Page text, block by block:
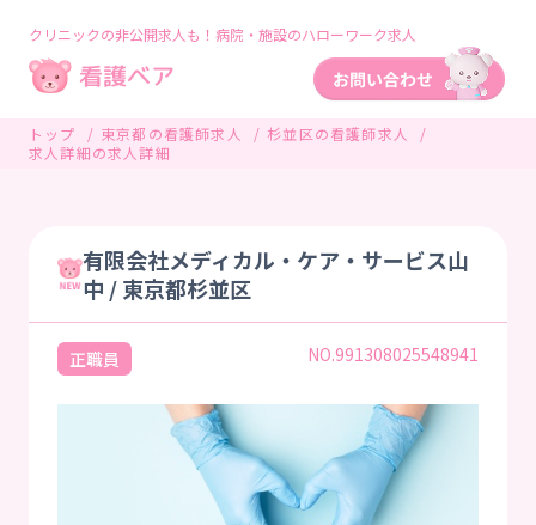
クリニックの非公開求人も！病院・施設のハローワーク求人
トップ 東京都の看護師求人
杉並区の看護師求人
求人詳細の求人詳細
有限会社メディカル・ケア・サービス山
中 / 東京都杉並区
正職員 NO.991308025548941